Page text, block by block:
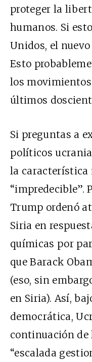
proteger la
humanos. Si
Unidos, el
Esto
los
últimos
Si preguntas a
políticos
la característica
“impredecible”.
Trump ordenó
Siria en
químicas por
que Barack
(eso, sin
en Siria). Así,
democrática,
continuación
“escalada